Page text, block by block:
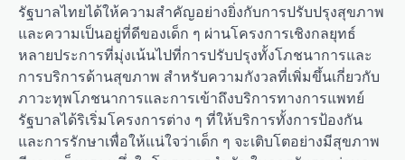
รัฐบาลไทยได้ให้ความสำคัญอย่างยิ่งกับการปรับปรุงสุขภาพ
และความเป็นอยู่ที่ดีของเด็ก ๆ ผ่านโครงการเชิงกลยุทธ์
หลายประการที่มุ่งเน้นไปที่การปรับปรุงทั้งโภชนาการและ
การบริการด้านสุขภาพ สำหรับความกังวลที่เพิ่มขึ้นเกี่ยวกับ
ภาวะทุพโภชนาการและการเข้าถึงบริการทางการแพทย์
รัฐบาลได้ริเริ่มโครงการต่าง ๆ ที่ให้บริการทั้งการป้องกัน
และการรักษาเพื่อให้แน่ใจว่าเด็ก ๆ จะเติบโตอย่างมีสุขภาพ